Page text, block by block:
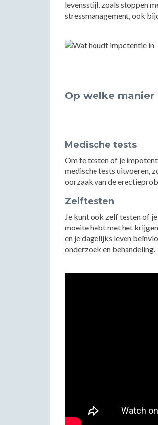
levensstijl, zoals stoppen
stressmanagement, ook
Op welke
Medische tests
Om te testen of je
medische tests uitvoeren,
oorzaak van de
Zelftesten
Je kunt ook zelf testen of
moeite hebt met het
en je dagelijks leven
onderzoek en behandeling.